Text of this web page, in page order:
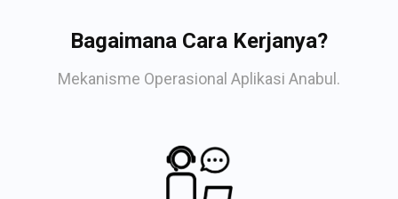
Bagaimana Cara Kerjanya?
Mekanisme Operasional Aplikasi Anabul.